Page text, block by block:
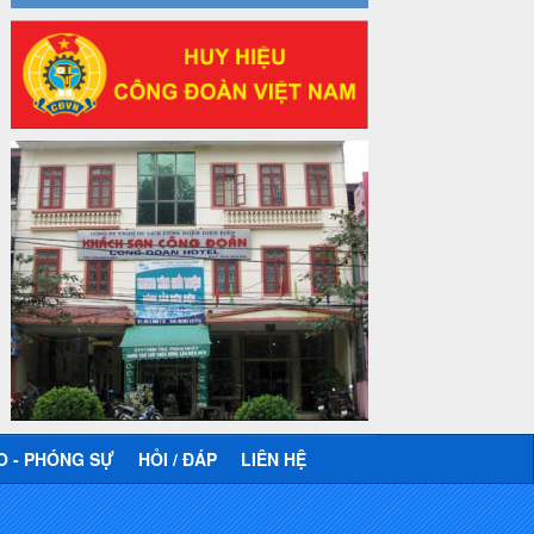
Công văn số 2930/TLĐ-TC, ngày
31/12/2024 của Tổng LĐLĐ Việt Nam
về việc quy định tỷ lệ phân phối tự động
KPCĐ 2% qua tài khoản Công đoàn
Việt Nam về các cấp Công đoàn năm
2025
Thời gian đăng: 06/01/2025
lượt xem: 1067 | lượt tải:437
47-TTCĐ/BTGTU
Thông tin chuyên đề: Một số nôi dung
về sắp xếp tổ chức bộ máy của hệ
thống chính trị tinh gọn, hoạt động hiệu
lực, hiệu quả
Thời gian đăng: 25/12/2024
lượt xem: 1225 | lượt tải:339
37/HD-TLĐ
Hướng dẫn Công đoàn với việc tổ chức
và hoạt động của Ban Thanh tra Nhân
dân
Thời gian đăng: 27/12/2024
lượt xem: 4950 | lượt tải:1353
- PHÓNG SỰ HỎI / ĐÁP LIÊN HỆ